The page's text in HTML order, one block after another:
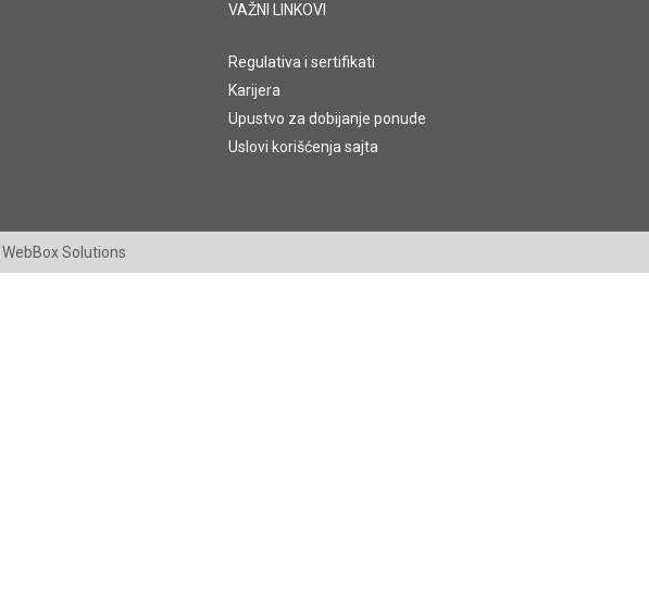
VAŽNI LINKOVI
Regulativa i sertifikati
Karijera
Upustvo za dobijanje ponude
Uslovi korišćenja sajta
WebBox Solutions